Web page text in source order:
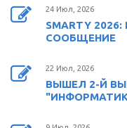
24 Июл, 2026
SMARTY
СООБЩЕНИЕ
22 Июл, 2026
ВЫШЕЛ 2-Й